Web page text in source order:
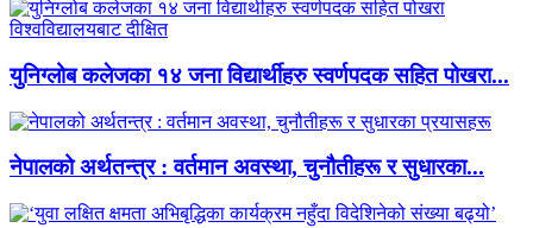
युनिग्लोब कलेजका १४ जना विद्यार्थीहरु स्वर्णपदक सहित पोखरा...
नेपालको अर्थतन्त्र : वर्तमान अवस्था, चुनौतीहरू र सुधारका...